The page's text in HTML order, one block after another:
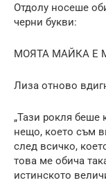
Отдолу носеше
черни букви:
МОЯТА МАЙКА Е
Лиза отново
„Тази рокля беше
нещо, което съм
след всичко,
това ме обича
истинското